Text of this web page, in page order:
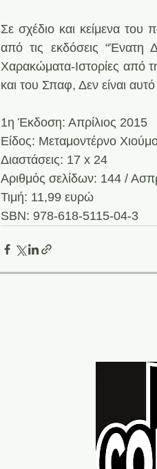
Σε σχέδιο και κείμενα του
από τις εκδόσεις “Ένατη
Χαρακώματα-Ιστορίες από
και του Σπαφ, Δεν είναι
1η Έκδοση: Απρίλιος 2015
Είδος: Μεταμοντέρνο
Διαστάσεις: 17 x 24
Αριθμός σελίδων: 144 /
Τιμή: 11,99 ευρώ
SBN: 978-618-5115-04-3